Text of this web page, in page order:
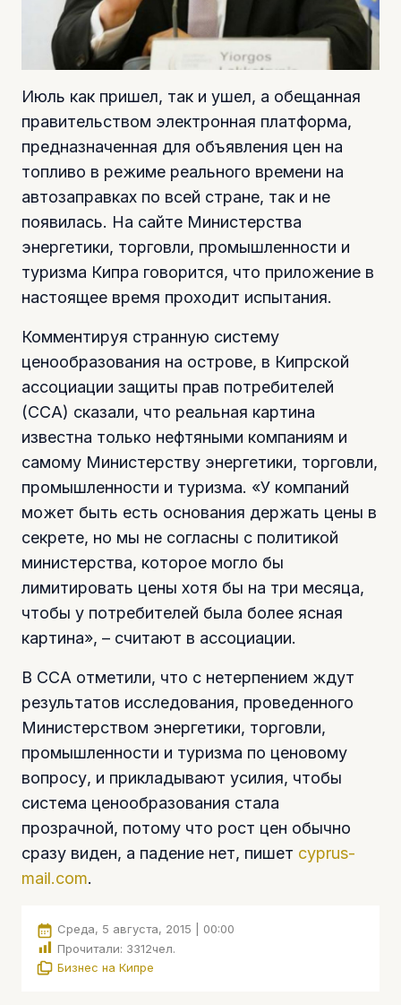
Июль как пришел, так и ушел, а обещанная
правительством электронная платформа,
предназначенная для объявления цен на
топливо в режиме реального времени на
автозаправках по всей стране, так и не
появилась. На сайте Министерства
энергетики, торговли, промышленности и
туризма Кипра говорится, что приложение в
настоящее время проходит испытания.
Комментируя странную систему
ценообразования на острове, в Кипрской
ассоциации защиты прав потребителей
(CCA) сказали, что реальная картина
известна только нефтяными компаниям и
самому Министерству энергетики, торговли,
промышленности и туризма. «У компаний
может быть есть основания держать цены в
секрете, но мы не согласны с политикой
министерства, которое могло бы
лимитировать цены хотя бы на три месяца,
чтобы у потребителей была более ясная
картина», – считают в ассоциации.
В CCA отметили, что с нетерпением ждут
результатов исследования, проведенного
Министерством энергетики, торговли,
промышленности и туризма по ценовому
вопросу, и прикладывают усилия, чтобы
система ценообразования стала
прозрачной, потому что рост цен обычно
сразу виден, а падение нет, пишет cyprus-
mail.com.
Среда, 5 августа, 2015 | 00:00
Прочитали: 3312чел.
Бизнес на Кипре